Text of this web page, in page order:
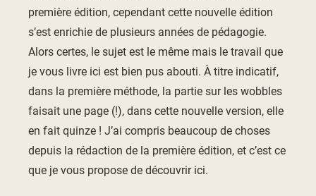
première édition, cependant cette nouvelle édition
s’est enrichie de plusieurs années de pédagogie.
Alors certes, le sujet est le même mais le travail que
je vous livre ici est bien pus abouti. À titre indicatif,
dans la première méthode, la partie sur les wobbles
faisait une page (!), dans cette nouvelle version, elle
en fait quinze ! J’ai compris beaucoup de choses
depuis la rédaction de la première édition, et c’est ce
que je vous propose de découvrir ici.